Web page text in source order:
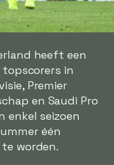
heeft een
in
Premier
en Saudi Pro
enkel seizoen
één
worden.